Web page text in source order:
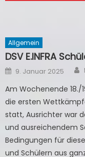
Allgemein
DSV E.INFRA
Posted
on
9. Januar 2025
Am Wochenende 18./
die ersten Wettkämpfe
statt, Ausrichter war
und ausreichendem
Bedingungen für
und Schülern aus